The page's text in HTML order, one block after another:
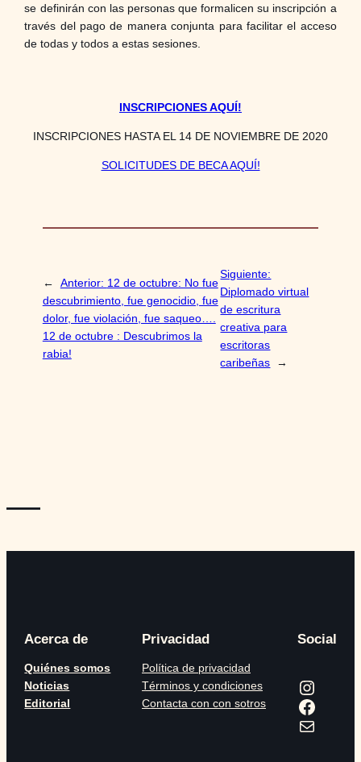
se definirán con las personas que formalicen su inscripción a
través del pago de manera conjunta para facilitar el acceso
de todas y todos a estas sesiones.
INSCRIPCIONES AQUÍ!
INSCRIPCIONES HASTA EL 14 DE NOVIEMBRE DE 2020
SOLICITUDES DE BECA AQUÍ!
← Anterior: 12 de octubre: No fue
descubrimiento, fue genocidio, fue
dolor, fue violación, fue saqueo….
12 de octubre : Descubrimos la
rabia!
Siguiente:
Diplomado virtual
de escritura
creativa para
escritoras
caribeñas
→
—
Acerca de
Quiénes somos
Noticias
Editorial
Privacidad
Política de privacidad
Términos y condiciones
Contacta con con sotros
Social
Instagram
Facebook
Correo electrónico